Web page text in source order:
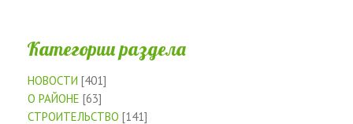
Категории раздела
НОВОСТИ [401]
О РАЙОНЕ [63]
СТРОИТЕЛЬСТВО [141]